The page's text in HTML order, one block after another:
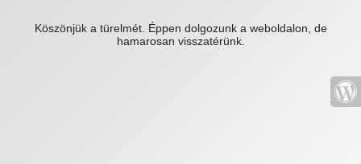
Köszönjük a türelmét. Éppen dolgozunk a weboldalon, de
hamarosan visszatérünk.